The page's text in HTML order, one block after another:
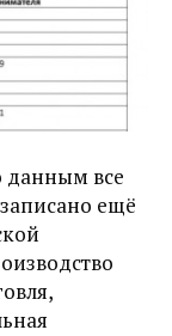
данным все
ещё